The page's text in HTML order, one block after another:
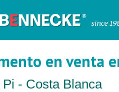
en venta
- Costa Blanca